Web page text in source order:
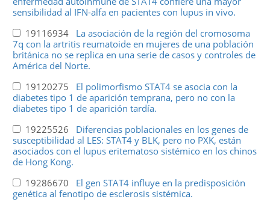
sensibilidad al IFN-alfa en pacientes con lupus in vivo.
19116934 La asociación de la región del cromosoma
7q con la artritis reumatoide en mujeres de una población
británica no se replica en una serie de casos y controles de
América del Norte.
19120275 El polimorfismo STAT4 se asocia con la
diabetes tipo 1 de aparición temprana, pero no con la
diabetes tipo 1 de aparición tardía.
19225526 Diferencias poblacionales en los genes de
susceptibilidad al LES: STAT4 y BLK, pero no PXK, están
asociados con el lupus eritematoso sistémico en los chinos
de Hong Kong.
19286670 El gen STAT4 influye en la predisposición
genética al fenotipo de esclerosis sistémica.